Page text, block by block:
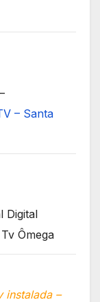
–
– Santa
Digital
Ômega
instalada –